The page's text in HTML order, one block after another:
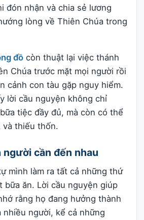
đón nhận và chia sẻ lương
lòng về Thiên Chúa trong
đồ còn thuật lại việc thánh
Chúa trước mặt mọi người rồi
cảnh con tàu gặp nguy hiểm.
lời cầu nguyện không chỉ
tiệc đầy đủ, mà còn có thể
và thiếu thốn.
người cần đến nhau
mình làm ra tất cả những thứ
bữa ăn. Lời cầu nguyện giúp
rằng họ đang hưởng thành
nhiều người, kể cả những